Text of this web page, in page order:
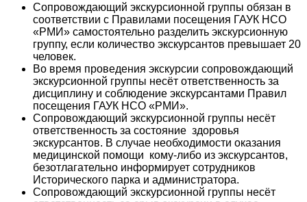
Сопровождающий экскурсионной группы обязан в
соответствии с Правилами посещения ГАУК НСО
«РМИ» самостоятельно разделить экскурсионную
группу, если количество экскурсантов превышает 20
человек.
Во время проведения экскурсии сопровождающий
экскурсионной группы несёт ответственность за
дисциплину и соблюдение экскурсантами Правил
посещения ГАУК НСО «РМИ».
Сопровождающий экскурсионной группы несёт
ответственность за состояние здоровья
экскурсантов. В случае необходимости оказания
медицинской помощи кому-либо из экскурсантов,
безотлагательно информирует сотрудников
Исторического парка и администратора.
Сопровождающий экскурсионной группы несёт